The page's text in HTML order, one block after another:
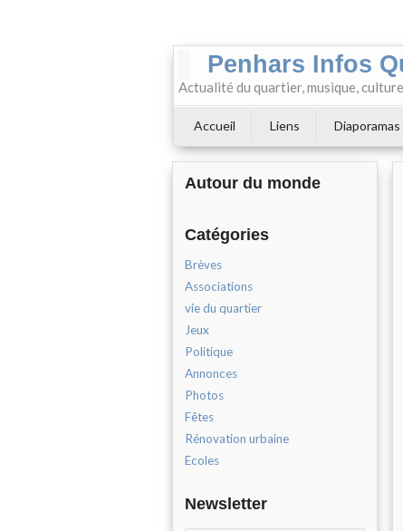
Penhars Infos
Actualité du quartier, musique,
Accueil Liens Diaporamas
Autour du monde
Catégories
Brèves
Associations
vie du quartier
Jeux
Politique
Annonces
Photos
Fêtes
Rénovation urbaine
Ecoles
Newsletter